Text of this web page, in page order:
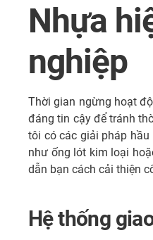
Nhựa
nghiệp
Thời gian ngừng hoạt
đáng tin cậy để tránh
tôi có các giải pháp hầu
như ống lót kim loại
dẫn bạn cách cải thiện
Hệ thống